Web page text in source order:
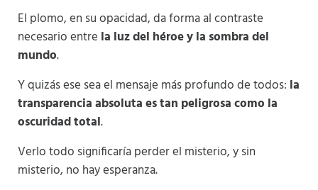
El plomo, en su opacidad, da forma al contraste
necesario entre la luz del héroe y la sombra del
mundo.
Y quizás ese sea el mensaje más profundo de todos: la
transparencia absoluta es tan peligrosa como la
oscuridad total.
Verlo todo significaría perder el misterio, y sin
misterio, no hay esperanza.